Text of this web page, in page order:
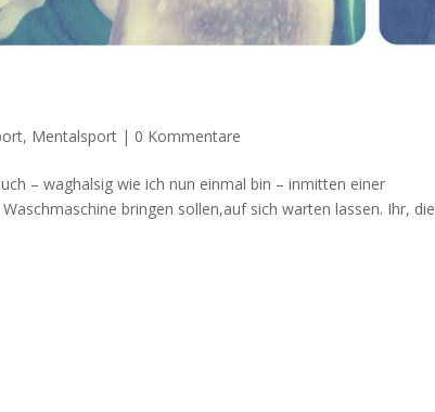
, Mentalsport | 0 Kommentare
– waghalsig wie ich nun einmal bin – inmitten einer
bringen sollen,auf sich warten lassen. Ihr, die